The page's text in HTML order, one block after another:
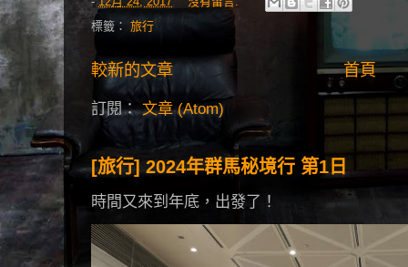
標籤： 旅行
較新的文章 首頁
訂閱：文章 (Atom)
[旅行] 2024年群馬秘境行 第1日
時間又來到年底，出發了！